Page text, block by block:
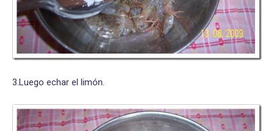
3.Luego echar el limón.